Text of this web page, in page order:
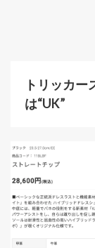
トリッカ
は“UK”